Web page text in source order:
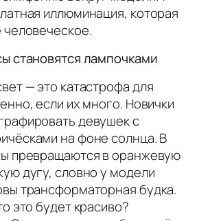
иллюминация, которая
становятся лампочками
— это катастрофа для
если их много. Новички
девушек с
на фоне солнца. В
превращаются в оранжевую
дугу, словно у модели
трансформаторная будка.
это будет красиво?